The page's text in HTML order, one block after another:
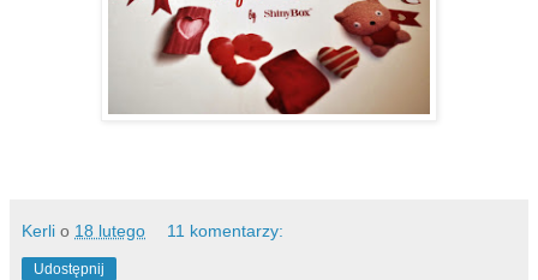
Kerli o 18 lutego 11 komentarzy:
Udostępnij